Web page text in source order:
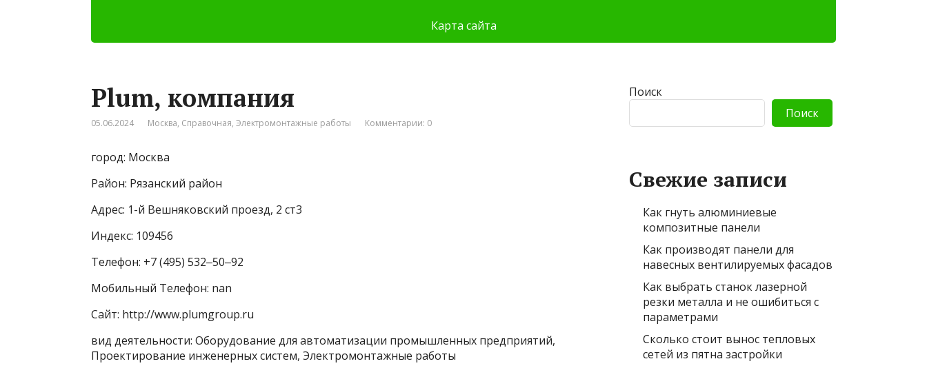
Карта сайта
Plum, компания
05.06.2024 Москва, Справочная, Электромонтажные работы Комментарии: 0
город: Москва
Район: Рязанский район
Адрес: 1-й Вешняковский проезд, 2 ст3
Индекс: 109456
Телефон: +7 (495) 532‒50‒92
Мобильный Телефон: nan
Сайт: http://www.plumgroup.ru
вид деятельности: Оборудование для автоматизации промышленных предприятий,
Проектирование инженерных систем, Электромонтажные работы
Поиск
Поиск
Свежие записи
Как гнуть алюминиевые
композитные панели
Как производят панели для
навесных вентилируемых фасадов
Как выбрать станок лазерной
резки металла и не ошибиться с
параметрами
Сколько стоит вынос тепловых
сетей из пятна застройки